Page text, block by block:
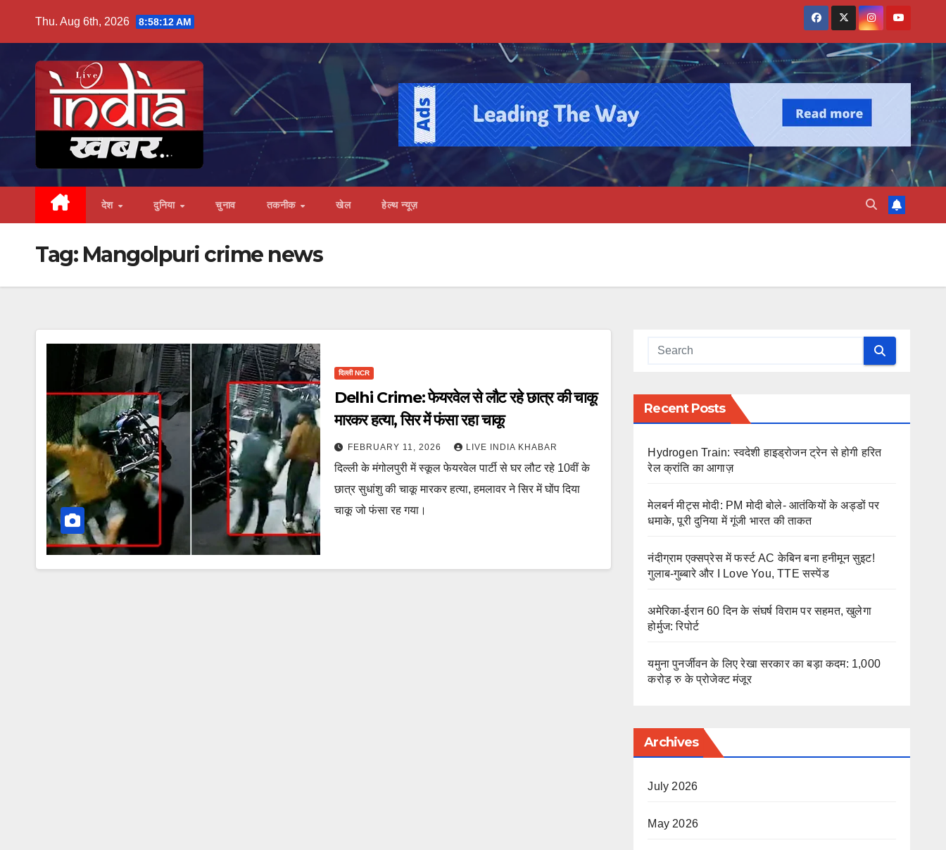
Thu. Aug 6th, 2026 8:58:13 AM
देश दुनिया चुनाव तकनीक खेल हेल्थ न्यूज़
Tag: Mangolpuri crime news
दिल्ली NCR
Delhi Crime: फेयरवेल से लौट रहे छात्र की चाकू
मारकर हत्या, सिर में फंसा रहा चाकू
FEBRUARY 11, 2026 LIVE INDIA KHABAR
दिल्ली के मंगोलपुरी में स्कूल फेयरवेल पार्टी से घर लौट रहे 10वीं के
छात्र सुधांशु की चाकू मारकर हत्या, हमलावर ने सिर में घोंप दिया
चाकू जो फंसा रह गया।
Recent Posts
Hydrogen Train: स्वदेशी हाइड्रोजन ट्रेन से होगी हरित
रेल क्रांति का आगाज़
मेलबर्न मीट्स मोदी: PM मोदी बोले- आतंकियों के अड्डों पर
धमाके, पूरी दुनिया में गूंजी भारत की ताकत
नंदीग्राम एक्सप्रेस में फर्स्ट AC केबिन बना हनीमून सुइट!
गुलाब-गुब्बारे और I Love You, TTE सस्पेंड
अमेरिका-ईरान 60 दिन के संघर्ष विराम पर सहमत, खुलेगा
होर्मुज: रिपोर्ट
यमुना पुनर्जीवन के लिए रेखा सरकार का बड़ा कदम: 1,000
करोड़ रु के प्रोजेक्ट मंजूर
Archives
July 2026
May 2026